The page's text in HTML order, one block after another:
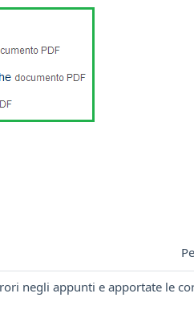
negli appunti e apportate le